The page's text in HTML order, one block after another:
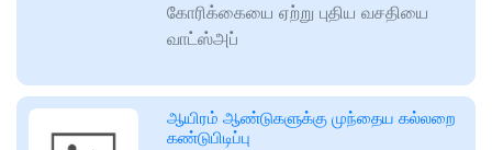
கோரிக்கையை ஏற்று புதிய வசதியை
வாட்ஸ்அப்
ஆயிரம் ஆண்டுகளுக்கு முந்தைய கல்லறை
கண்டுபிடிப்பு